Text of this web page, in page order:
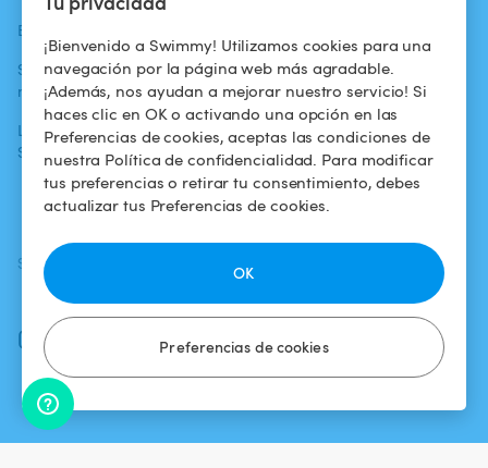
¡Bienvenido a Swimmy! Utilizamos cookies para una
navegación por la página web más agradable.
¡Además, nos ayudan a mejorar nuestro servicio! Si
haces clic en OK o activando una opción en las
Preferencias de cookies, aceptas las condiciones de
nuestra Política de confidencialidad. Para modificar
tus preferencias o retirar tu consentimiento, debes
actualizar tus Preferencias de cookies.
Preferencias de cookies
OK
Blog
Swimmy en los
medios
La aventura
Swimmy
Para los
propietarios
Alquilar mi
piscina
¿Cómo funciona?
Condiciones de
uso
Política de
confidencialidad
Aviso legal
SÍGUENOS
Facebook
Instagram